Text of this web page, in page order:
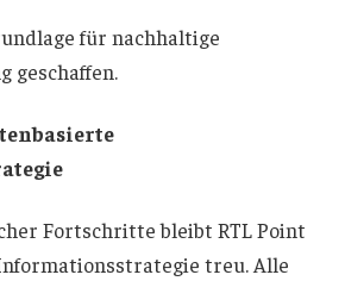
für nachhaltige
geschaffen.
Fortschritte bleibt RTL Point
treu. Alle